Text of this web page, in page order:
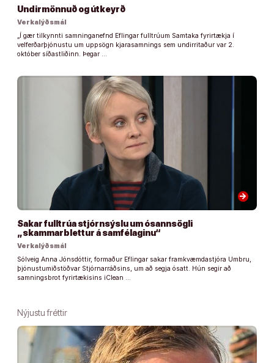
Undirmönnuð og útkeyrð
Verkalýðsmál
„Í gær tilkynnti samninganefnd Eflingar fulltrúum Samtaka fyrirtækja í
velferðarþjónustu um uppsögn kjarasamnings sem undirritaður var 2.
október síðastliðinn. Þegar …
arrow_forward
Sakar fulltrúa stjórnsýslu um ósannsögli
„skammarblettur á samfélaginu“
Verkalýðsmál
Sólveig Anna Jónsdóttir, formaður Eflingar sakar framkvæmdastjóra Umbru,
þjónustumiðstöðvar Stjórnarráðsins, um að segja ósatt. Hún segir að
samningsbrot fyrirtækisins iClean …
Nýjustu fréttir